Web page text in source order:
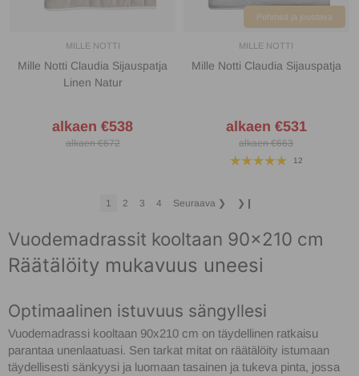
MILLE NOTTI
Mille Notti Claudia Sijauspatja
Linen Natur
alkaen €538
alkaen €672
Pehmeä ja joustava
MILLE NOTTI
Mille Notti Claudia Sijauspatja
alkaen €531
alkaen €663
12
1 2 3 4 Seuraava ❯ ❯❙
Vuodemadrassit kooltaan 90x210 cm
Räätälöity mukavuus uneesi
Optimaalinen istuvuus sängyllesi
Vuodemadrassi kooltaan 90x210 cm on täydellinen ratkaisu
parantaa unenlaatuasi. Sen tarkat mitat on räätälöity istumaan
täydellisesti sänkyysi ja luomaan tasainen ja tukeva pinta, jossa